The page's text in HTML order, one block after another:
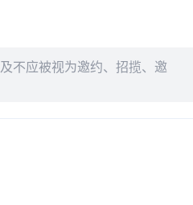
不应被视为邀约、招揽、邀